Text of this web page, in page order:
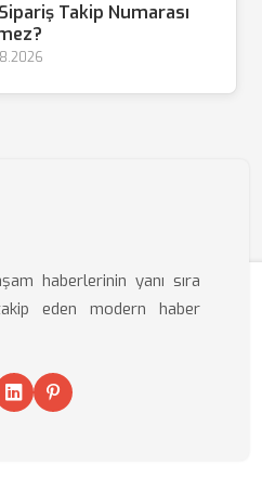
Takip Numarası
haberlerinin yanı sıra
eden modern haber